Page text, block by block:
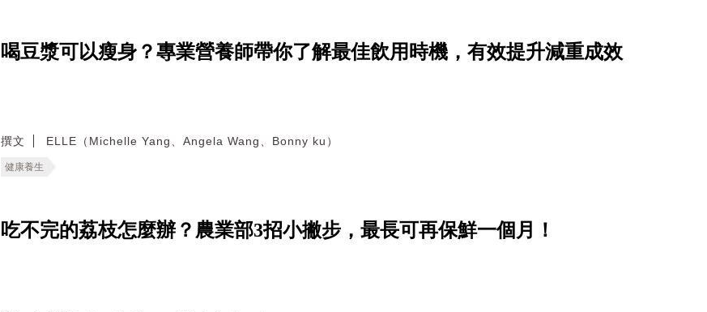
喝豆漿可以瘦身？專業營養師帶你了解最佳飲用時機，有效提升減重成效
撰文 ELLE（Michelle Yang、Angela Wang、Bonny ku）
健康養生
吃不完的荔枝怎麼辦？農業部3招小撇步，最長可再保鮮一個月！